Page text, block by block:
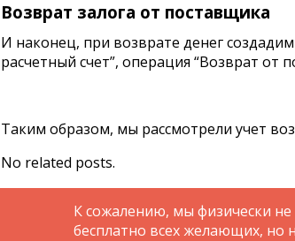
Возврат залога от поставщика
И наконец, при возврате денег
расчетный счет”, операция “Возврат от
Таким образом, мы рассмотрели учет
No related posts.
К сожалению, мы физически
бесплатно всех желающих, но